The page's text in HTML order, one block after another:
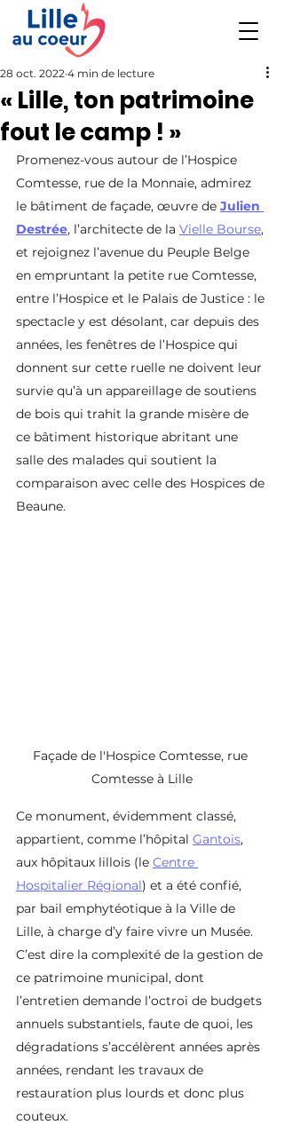
« Lille, ton patrimoine
fout le camp ! »
28 oct. 2022 4 min de lecture
Promenez-vous autour de l’Hospice
Comtesse, rue de la Monnaie, admirez
le bâtiment de façade, œuvre de Julien
Destrée, l’architecte de la Vielle Bourse,
et rejoignez l’avenue du Peuple Belge
en empruntant la petite rue Comtesse,
entre l’Hospice et le Palais de Justice : le
spectacle y est désolant, car depuis des
années, les fenêtres de l’Hospice qui
donnent sur cette ruelle ne doivent leur
survie qu’à un appareillage de soutiens
de bois qui trahit la grande misère de
ce bâtiment historique abritant une
salle des malades qui soutient la
comparaison avec celle des Hospices de
Beaune.
Façade de l'Hospice Comtesse, rue
Comtesse à Lille
Ce monument, évidemment classé,
appartient, comme l’hôpital Gantois,
aux hôpitaux lillois (le Centre
Hospitalier Régional) et a été confié,
par bail emphytéotique à la Ville de
Lille, à charge d’y faire vivre un Musée.
C’est dire la complexité de la gestion de
ce patrimoine municipal, dont
l’entretien demande l’octroi de budgets
annuels substantiels, faute de quoi, les
dégradations s’accélèrent années après
années, rendant les travaux de
restauration plus lourds et donc plus
couteux.